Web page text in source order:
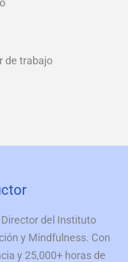
de trabajo
del Instituto
y Mindfulness. Con
y 25,000+ horas de